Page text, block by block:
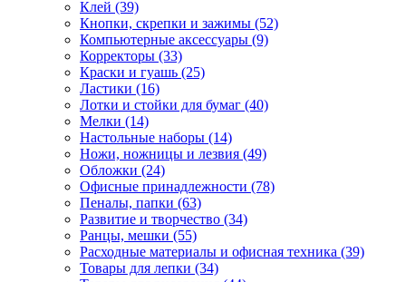
Клей (39)
Кнопки, скрепки и зажимы (52)
Компьютерные аксессуары (9)
Корректоры (33)
Краски и гуашь (25)
Ластики (16)
Лотки и стойки для бумаг (40)
Мелки (14)
Настольные наборы (14)
Ножи, ножницы и лезвия (49)
Обложки (24)
Офисные принадлежности (78)
Пеналы, папки (63)
Развитие и творчество (34)
Ранцы, мешки (55)
Расходные материалы и офисная техника (39)
Товары для лепки (34)